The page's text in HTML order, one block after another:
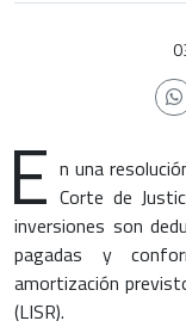
E n una
Corte de
inversiones son
pagadas y
amortización
(LISR).